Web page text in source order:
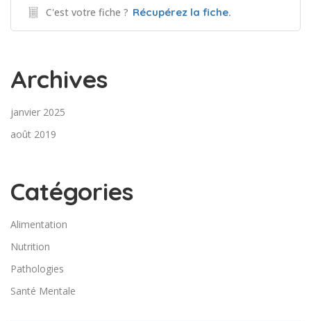
C'est votre fiche ? Récupérez la fiche.
Archives
janvier 2025
août 2019
Catégories
Alimentation
Nutrition
Pathologies
Santé Mentale